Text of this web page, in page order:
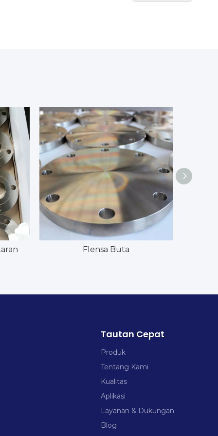
Flensa Buta
Tautan Cepat
Produk
Tentang Kami
Kualitas
Aplikasi
Layanan & Dukungan
Blog